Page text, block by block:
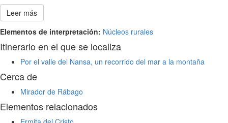
Leer más
Elementos de interpretación: Núcleos rurales
Itinerario en el que se localiza
Por el valle del Nansa, un recorrido del mar a la montaña
Cerca de
Mirador de Rábago
Elementos relacionados